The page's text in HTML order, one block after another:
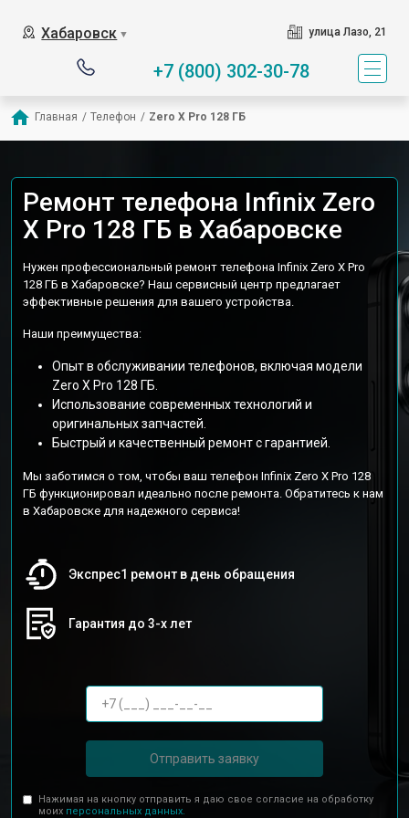
Хабаровск ▼ улица Лазо, 21
+7 (800) 302-30-78
Главная / Телефон / Zero X Pro 128 ГБ
Ремонт телефона Infinix Zero
X Pro 128 ГБ в Хабаровске
Нужен профессиональный ремонт телефона Infinix Zero X Pro
128 ГБ в Хабаровске? Наш сервисный центр предлагает
эффективные решения для вашего устройства.
Наши преимущества:
Опыт в обслуживании телефонов, включая модели
Zero X Pro 128 ГБ.
Использование современных технологий и
оригинальных запчастей.
Быстрый и качественный ремонт с гарантией.
Мы заботимся о том, чтобы ваш телефон Infinix Zero X Pro 128
ГБ функционировал идеально после ремонта. Обратитесь к нам
в Хабаровске для надежного сервиса!
Экспрес1 ремонт в день обращения
Гарантия до 3-х лет
Отправить заявку
Нажимая на кнопку отправить я даю свое согласие на обработку
моих персональных данных.